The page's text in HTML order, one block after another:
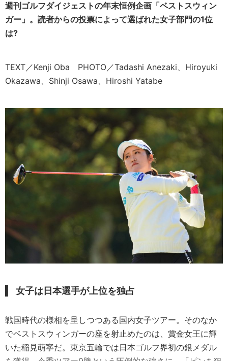
週刊ゴルフダイジェストの年末恒例企画「ベストスウィン
ガー」。読者からの投票によって選ばれた女子部門の1位
は?
TEXT／Kenji Oba PHOTO／Tadashi Anezaki、Hiroyuki
Okazawa、Shinji Osawa、Hiroshi Yatabe
女子は日本選手が上位を独占
戦国時代の様相を呈しつつある国内女子ツアー。そのなか
でベストスウィンガーの座を射止めたのは、賞金女王に輝
いた稲見萌寧だ。東京五輪では日本ゴルフ界初の銀メダル